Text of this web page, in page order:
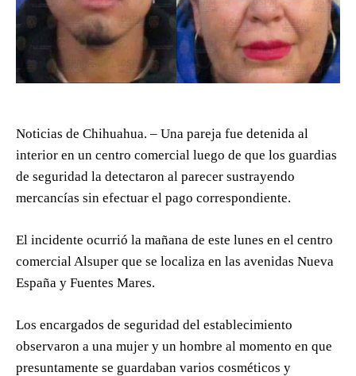
Noticias de Chihuahua. – Una pareja fue detenida al
interior en un centro comercial luego de que los guardias
de seguridad la detectaron al parecer sustrayendo
mercancías sin efectuar el pago correspondiente.
El incidente ocurrió la mañana de este lunes en el centro
comercial Alsuper que se localiza en las avenidas Nueva
España y Fuentes Mares.
Los encargados de seguridad del establecimiento
observaron a una mujer y un hombre al momento en que
presuntamente se guardaban varios cosméticos y